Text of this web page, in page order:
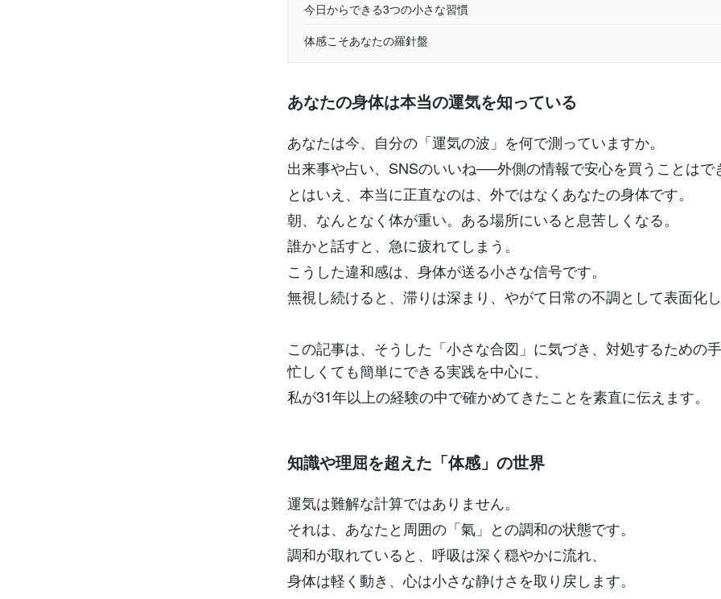
今日からできる3つの小さな習慣
体感こそあなたの羅針盤
あなたの身体は本当の運気を知っている
あなたは今、自分の「運気の波」を何で測っていますか。
出来事や占い、SNSのいいね──外側の情報で安心を買うことはで
とはいえ、本当に正直なのは、外ではなくあなたの身体です。
朝、なんとなく体が重い。ある場所にいると息苦しくなる。
誰かと話すと、急に疲れてしまう。
こうした違和感は、身体が送る小さな信号です。
無視し続けると、滞りは深まり、やがて日常の不調として表面化
この記事は、そうした「小さな合図」に気づき、対処するための
忙しくても簡単にできる実践を中心に、
私が31年以上の経験の中で確かめてきたことを素直に伝えます。
知識や理屈を超えた「体感」の世界
運気は難解な計算ではありません。
それは、あなたと周囲の「氣」との調和の状態です。
調和が取れていると、呼吸は深く穏やかに流れ、
身体は軽く動き、心は小さな静けさを取り戻します。